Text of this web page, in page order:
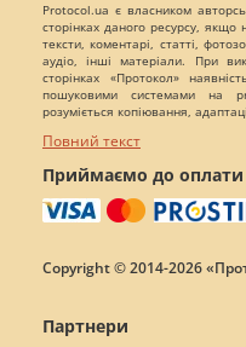
Protocol.ua є власником
сторінках даного ресурсу, якщо
тексти, коментарі, статті,
аудіо, інші матеріали. При
сторінках «Протокол»
пошуковими системами на
розуміється копіювання,
Повний текст
Приймаємо до оплати
Copyright © 2014-2026
Партнери